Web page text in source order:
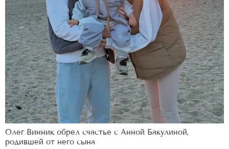
Олег Винник обрел счастье с Анной Бакулиной,
родившей от него сына